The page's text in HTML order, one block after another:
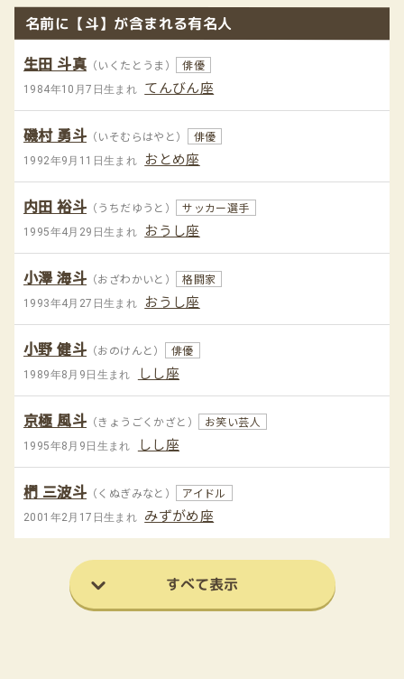
名前に【斗】が含まれる有名人
生田 斗真 （いくたとうま） 俳優
1984年10月7日生まれ てんびん座
磯村 勇斗 （いそむらはやと） 俳優
1992年9月11日生まれ おとめ座
内田 裕斗 （うちだゆうと） サッカー選手
1995年4月29日生まれ おうし座
小澤 海斗 （おざわかいと） 格闘家
1993年4月27日生まれ おうし座
小野 健斗 （おのけんと） 俳優
1989年8月9日生まれ しし座
京極 風斗 （きょうごくかざと） お笑い芸人
1995年8月9日生まれ しし座
椚 三波斗 （くぬぎみなと） アイドル
2001年2月17日生まれ みずがめ座
すべて表示